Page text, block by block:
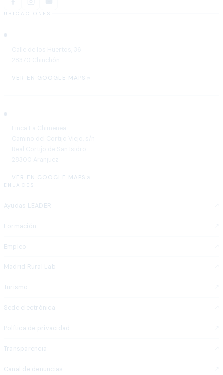
UBICACIONES
VER EN GOOGLE MAPS
VER EN GOOGLE MAPS
ENLACES
Ayudas LEADER
Formación
Empleo
Madrid Rural Lab
Turismo
Sede electrónica
Política de privacidad
Transparencia
Canal de denuncias